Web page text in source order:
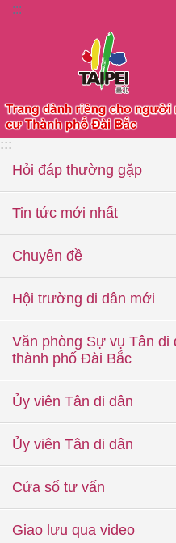
Chuyển đến khối nội dung
:::
:::
Hỏi đáp thường gặp
Tin tức mới nhất
Chuyên đề
Hội trường di dân mới
Văn phòng Sự vụ Tân di
thành phố Đài Bắc
Ủy viên Tân di dân
Ủy viên Tân di dân
Cửa sổ tư vấn
Giao lưu qua video